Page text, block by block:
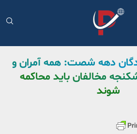
دهه شصت: همه آمران و
مخالفان باید محاکمه
شوند